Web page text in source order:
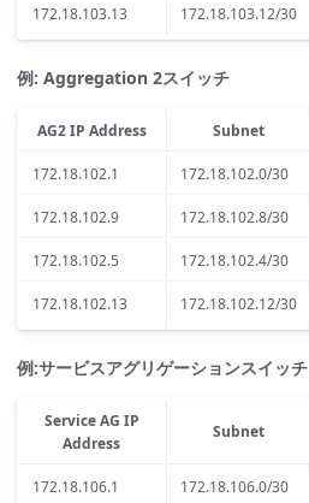
172.18.103.13 172.18.103.12/30
例: Aggregation 2スイッチ
AG2 IP Address Subnet
172.18.102.1 172.18.102.0/30
172.18.102.9 172.18.102.8/30
172.18.102.5 172.18.102.4/30
172.18.102.13 172.18.102.12/30
例:サービスアグリゲーションスイッチ
Service AG IP
Address
Subnet
172.18.106.1 172.18.106.0/30